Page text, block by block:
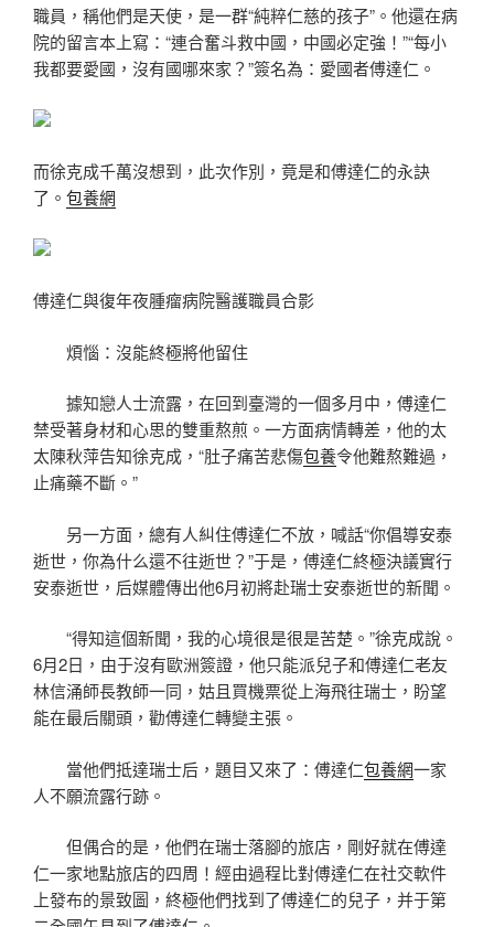
職員，稱他們是天使，是一群“純粹仁慈的孩子”。他還在病
院的留言本上寫：“連合奮斗救中國，中國必定強！”“每小
我都要愛國，沒有國哪來家？”簽名為：愛國者傅達仁。
而徐克成千萬沒想到，此次作別，竟是和傅達仁的永訣
了。 包養網
傅達仁與復年夜腫瘤病院醫護職員合影
煩惱：沒能終極將他留住
據知戀人士流露，在回到臺灣的一個多月中，傅達仁
禁受著身材和心思的雙重熬煎。一方面病情轉差，他的太
太陳秋萍告知徐克成，“肚子痛苦悲傷包養令他難熬難過，
止痛藥不斷。”
另一方面，總有人糾住傅達仁不放，喊話“你倡導安泰
逝世，你為什么還不往逝世？”于是，傅達仁終極決議實行
安泰逝世，后媒體傳出他6月初將赴瑞士安泰逝世的新聞。
“得知這個新聞，我的心境很是很是苦楚。”徐克成說。
6月2日，由于沒有歐洲簽證，他只能派兒子和傅達仁老友
林信涌師長教師一同，姑且買機票從上海飛往瑞士，盼望
能在最后關頭，勸傅達仁轉變主張。
當他們抵達瑞士后，題目又來了：傅達仁包養網一家
人不願流露行跡。
但偶合的是，他們在瑞士落腳的旅店，剛好就在傅達
仁一家地點旅店的四周！經由過程比對傅達仁在社交軟件
上發布的景致圖，終極他們找到了傅達仁的兒子，并于第